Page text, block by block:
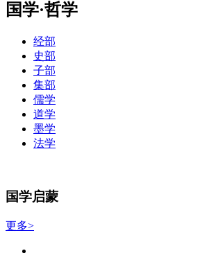
国学·哲学
经部
史部
子部
集部
儒学
道学
墨学
法学
国学启蒙
更多>